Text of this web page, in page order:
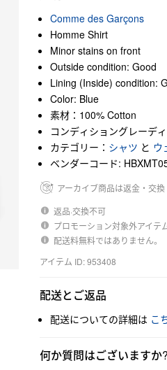
Comme des Garçons
Homme Shirt
Minor stains on front
Outside condition: Good
Lining (Inside) condition:
Color: Blue
素材：100% Cotton
コンディショングレーデ
カテゴリー： シャツ と ウ
ベンダーコード:
アーカイブ商品は返金・交
返品·交換不可
プロモーション対象外アイテ
配送料無料ではありません。
アイテム ID: 953408
配送とご返品
配送についての詳細は こ
何か質問はございますか?